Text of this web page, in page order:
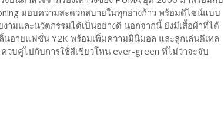
มอบความสะดวกสบายในทุกย่างก้าว พร้อมดีไซน์แบบ
มและนวัตกรรมได้เป็นอย่างดี นอกจากนี้ ยังมีเสื้อผ้าที่ได้
อายแฟชั่น Y2K พร้อมเพิ่มความมินิมอล และลูกเล่นดีเทล
บคู่ไปกับการใช้สีเขียวโทน ever-green ที่ไม่ว่าจะจับ